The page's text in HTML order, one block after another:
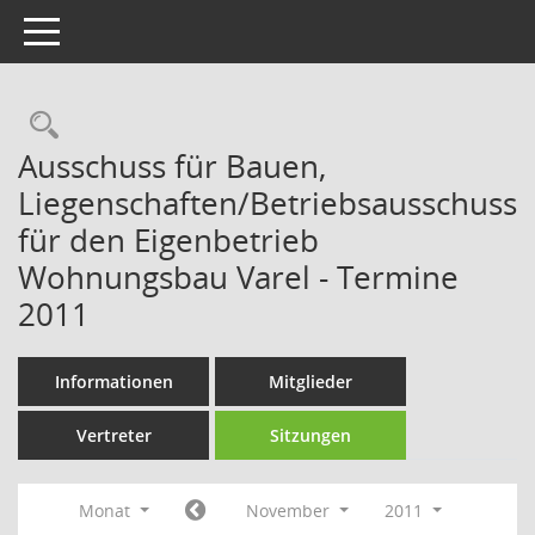
Toggle navigation
Rechercheauswahl
Ausschuss für Bauen,
Liegenschaften/Betriebsausschuss
für den Eigenbetrieb
Wohnungsbau Varel - Termine
2011
Informationen Mitglieder
Vertreter Sitzungen
Monat November
2011